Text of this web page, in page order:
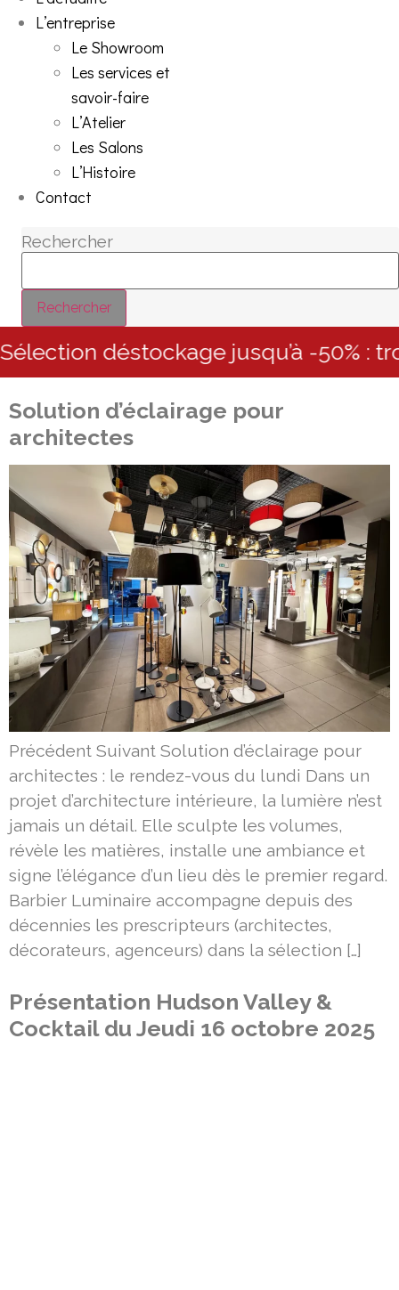
L’entreprise
Le Showroom
Les services et
savoir-faire
L’Atelier
Les Salons
L’Histoire
Contact
Rechercher
Rechercher
déstockage jusqu’à -50% :
Solution d’éclairage pour
architectes
Précédent Suivant Solution d’éclairage pour
architectes : le rendez-vous du lundi Dans un
projet d’architecture intérieure, la lumière n’est
jamais un détail. Elle sculpte les volumes,
révèle les matières, installe une ambiance et
signe l’élégance d’un lieu dès le premier regard.
Barbier Luminaire accompagne depuis des
décennies les prescripteurs (architectes,
décorateurs, agenceurs) dans la sélection […]
Présentation Hudson Valley &
Cocktail du Jeudi 16 octobre 2025